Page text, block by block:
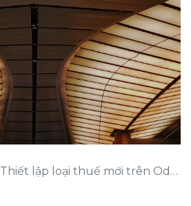
Thiết lập loại thuế mới trên Odoo Enterprise 14